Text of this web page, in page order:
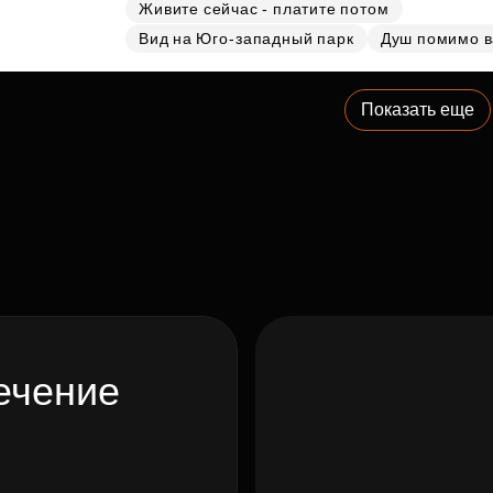
Живите сейчас - платите потом
Вид на Юго-западный парк
Душ помимо
Показать еще